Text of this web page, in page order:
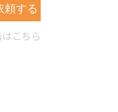
頼する
こちら